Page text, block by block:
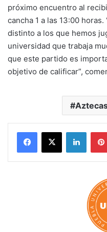
próximo encuentro al
cancha 1 a las 13:00
distinto a los que hemos
universidad que trabaja
que este partido es
objetivo de calificar”,